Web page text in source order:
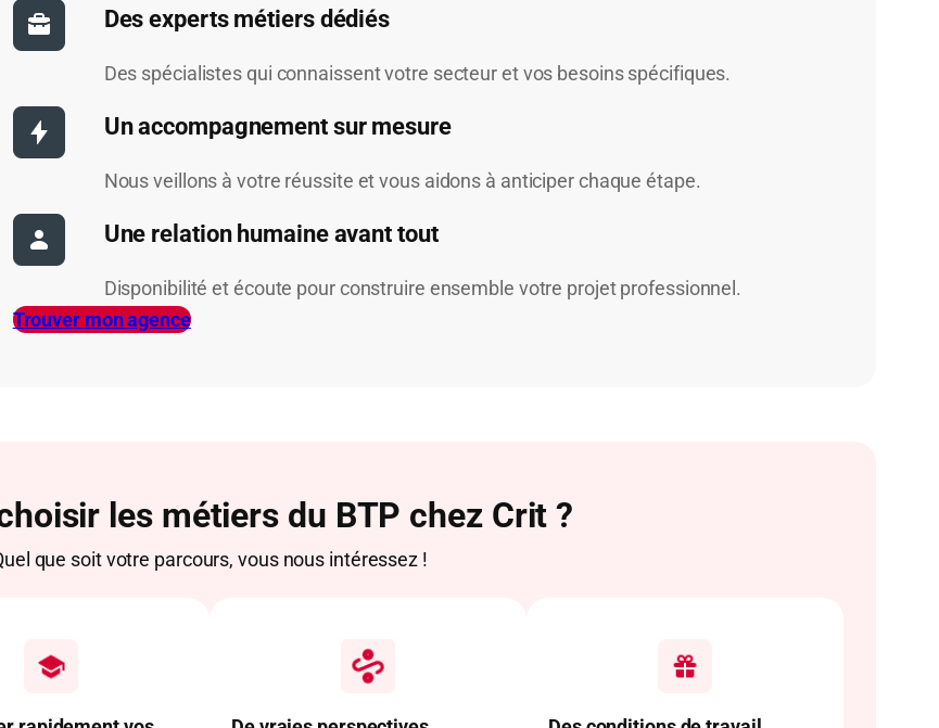
Des experts métiers dédiés
Des spécialistes qui connaissent votre secteur et vos besoins spécifiques.
Un accompagnement sur mesure
Nous veillons à votre réussite et vous aidons à anticiper chaque étape.
Une relation humaine avant tout
Disponibilité et écoute pour construire ensemble votre projet professionnel.
Trouver mon agence
les métiers du BTP chez Crit ?
que soit votre parcours, vous nous intéressez !